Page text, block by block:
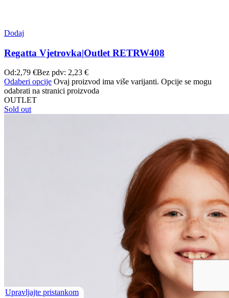
Dodaj
Regatta Vjetrovka|Outlet RETRW408
Od:2,79 €Bez pdv: 2,23 €
Odaberi opcije Ovaj proizvod ima više varijanti. Opcije se mogu
odabrati na stranici proizvoda
OUTLET
Sold out
Upravljajte pristankom